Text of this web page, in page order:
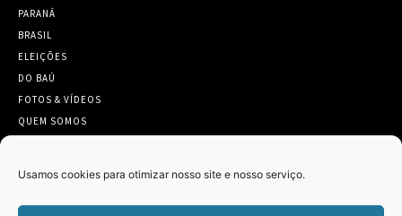
Usamos cookies para otimizar nosso site e nosso serviço.
PARANÁ
BRASIL
ELEIÇÕES
DO BAÚ
FOTOS & VÍDEOS
QUEM SOMOS